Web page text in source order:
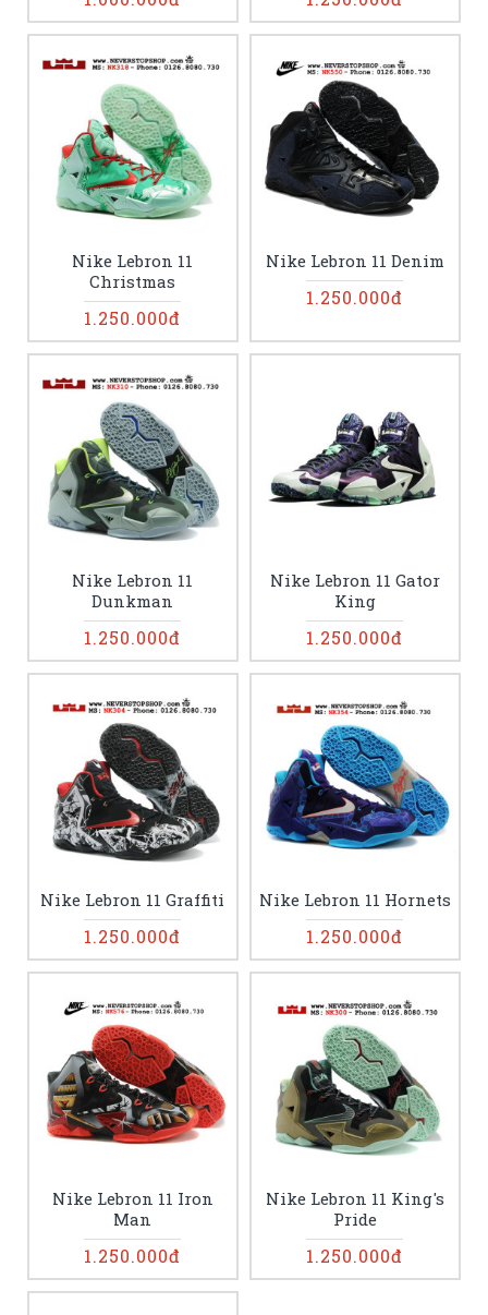
Nike Lebron 11
Christmas
1.250.000đ
Nike Lebron 11 Denim
1.250.000đ
Nike Lebron 11
Dunkman
1.250.000đ
Nike Lebron 11 Gator
King
1.250.000đ
Nike Lebron 11 Graffiti
1.250.000đ
Nike Lebron 11 Hornets
1.250.000đ
Nike Lebron 11 Iron
Man
1.250.000đ
Nike Lebron 11 King's
Pride
1.250.000đ